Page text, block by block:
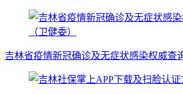
吉林省疫情新冠确诊及无症状感染权威查